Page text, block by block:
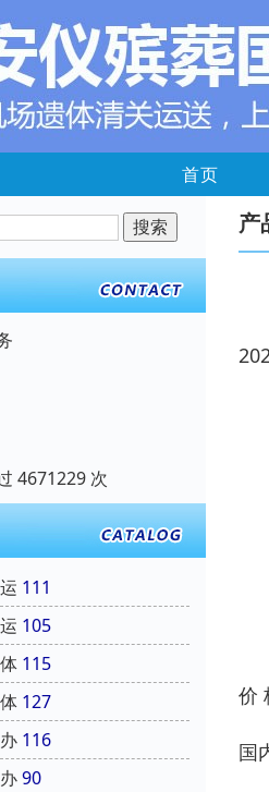
首页
4671229 次
111
105
115
127
116
90
产
价
国